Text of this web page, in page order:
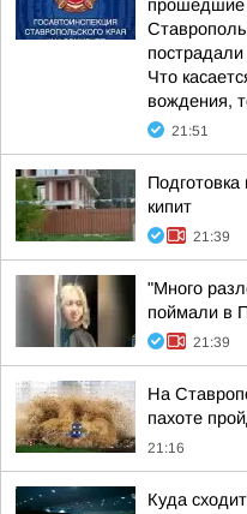
прошедшие
Что
вождения,
21:51
кипит
21:39
"Много
поймали в
21:39
На
пахоте
21:16
Куда